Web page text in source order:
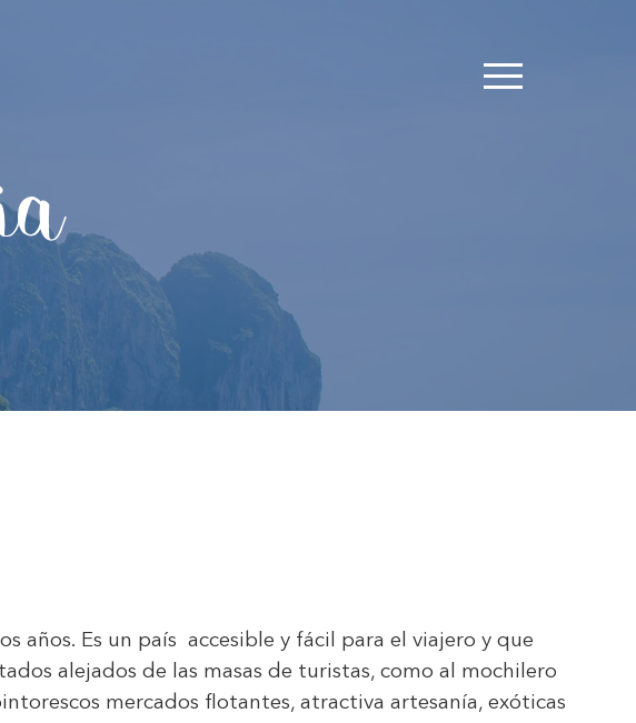
años. Es un país accesible y fácil para el viajero y que
alejados de las masas de turistas, como al mochilero
mercados flotantes, atractiva artesanía, exóticas